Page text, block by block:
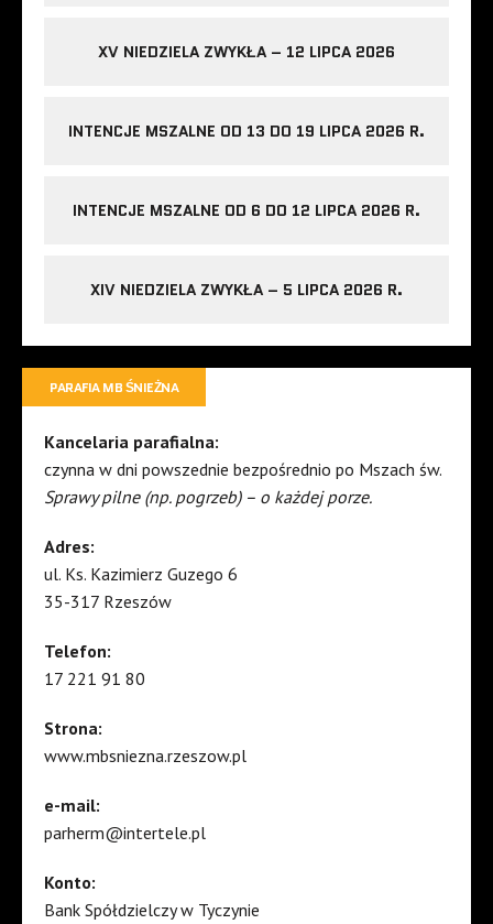
XV NIEDZIELA ZWYKŁA – 12 LIPCA 2026
INTENCJE MSZALNE OD 13 DO 19 LIPCA 2026 R.
INTENCJE MSZALNE OD 6 DO 12 LIPCA 2026 R.
XIV NIEDZIELA ZWYKŁA – 5 LIPCA 2026 R.
PARAFIA MB ŚNIEŻNA
Kancelaria parafialna:
czynna w dni powszednie bezpośrednio po Mszach św.
Sprawy pilne (np. pogrzeb) – o każdej porze.
Adres:
ul. Ks. Kazimierz Guzego 6
35-317 Rzeszów
Telefon:
17 221 91 80
Strona:
www.mbsniezna.rzeszow.pl
e-mail:
parherm@intertele.pl
Konto:
Bank Spółdzielczy w Tyczynie